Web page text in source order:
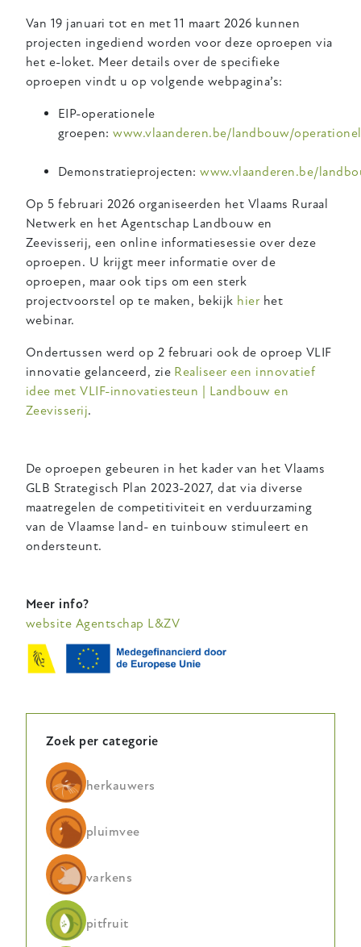
Van 19 januari tot en met 11 maart 2026 kunnen
projecten ingediend worden voor deze oproepen via
het e-loket. Meer details over de specifieke
oproepen vindt u op volgende webpagina’s:
EIP-operationele
groepen:www.vlaanderen.be/landbouw/
Demonstratieprojecten:www.vlaanderen.be/
Op 5 februari 2026 organiseerden het Vlaams Ruraal
Netwerk en het Agentschap Landbouw en
Zeevisserij, een online informatiesessie over deze
oproepen. U krijgt meer informatie over de
oproepen, maar ook tips om een sterk
projectvoorstel op te maken, bekijk hier het
webinar.
Ondertussen werd op 2 februari ook de oproep VLIF
innovatie gelanceerd, zie Realiseer een innovatief
idee met VLIF-innovatiesteun | Landbouw en
Zeevisserij.
De oproepen gebeuren in het kader van het Vlaams
GLB Strategisch Plan 2023-2027, dat via diverse
maatregelen de competitiviteit en verduurzaming
van de Vlaamse land- en tuinbouw stimuleert en
ondersteunt.
Meer info?
website Agentschap L&ZV
Zoek per categorie
herkauwers
pluimvee
varkens
pitfruit